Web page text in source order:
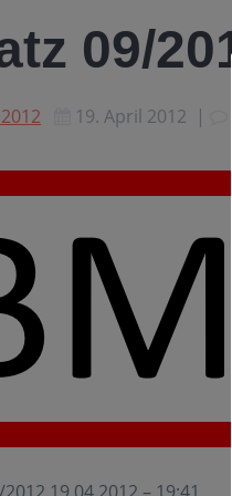
09/
19. April 2012 |